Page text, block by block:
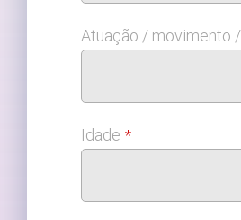
Atuação / movimento
Idade *